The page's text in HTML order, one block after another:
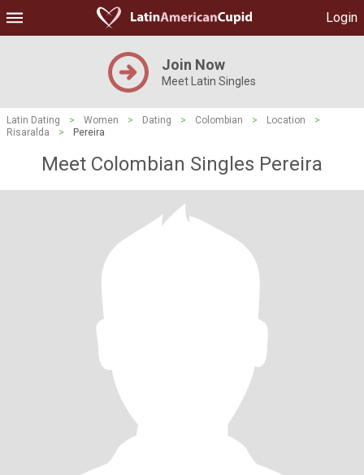
Login
Join Now
Meet Latin Singles
Latin Dating > Women > Dating > Colombian > Location
>
Risaralda
> Pereira
Meet Colombian Singles Pereira